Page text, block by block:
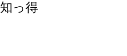
知っ得